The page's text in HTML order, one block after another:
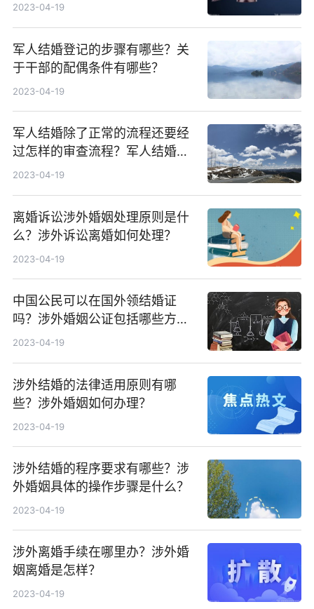
2023-04-19
军人结婚登记的步骤有哪些？关
于干部的配偶条件有哪些？
2023-04-19
军人结婚除了正常的流程还要经
过怎样的审查流程？军人结婚登
记所需证件有哪些？
2023-04-19
离婚诉讼涉外婚姻处理原则是什
么？涉外诉讼离婚如何处理？
2023-04-19
中国公民可以在国外领结婚证
吗？涉外婚姻公证包括哪些方
面？
2023-04-19
涉外结婚的法律适用原则有哪
些？涉外婚姻如何办理？
2023-04-19
涉外结婚的程序要求有哪些？涉
外婚姻具体的操作步骤是什么？
2023-04-19
涉外离婚手续在哪里办？涉外婚
姻离婚是怎样？
2023-04-19